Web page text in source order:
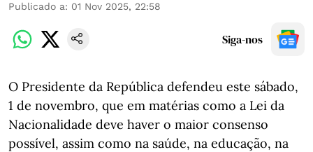
Publicado a: 01 Nov 2025, 22:58
Siga-nos
O Presidente da República defendeu este sábado,
1 de novembro, que em matérias como a Lei da
Nacionalidade deve haver o maior consenso
possível, assim como na saúde, na educação, na